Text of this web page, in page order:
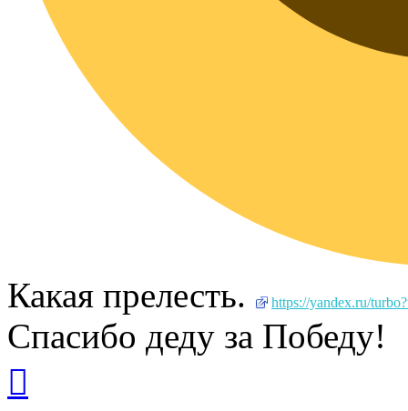
Какая прелесть. https://yandex.ru/
Спасибо деду за Победу!
началу